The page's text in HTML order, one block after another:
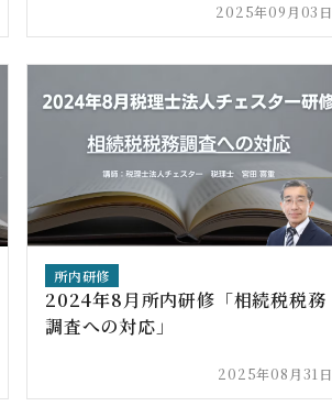
2025年09月03日
所内研修
2024年8月所内研修「相続税税務
調査への対応」
2025年08月31日